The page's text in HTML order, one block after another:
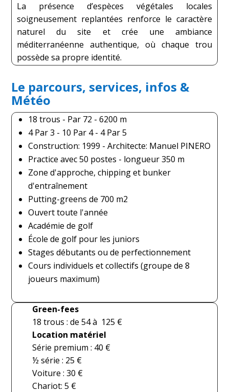
La présence d’espèces végétales locales
soigneusement replantées renforce le caractère
naturel du site et crée une ambiance
méditerranéenne authentique, où chaque trou
possède sa propre identité.
Le parcours, services, infos &
Météo
18 trous - Par 72 - 6200 m
4 Par 3 - 10 Par 4 - 4 Par 5
Construction: 1999 - Architecte: Manuel PINERO
Practice avec 50 postes - longueur 350 m
Zone d'approche, chipping et bunker
d'entraînement
Putting-greens de 700 m2
Ouvert toute l'année
Académie de golf
École de golf pour les juniors
Stages débutants ou de perfectionnement
Cours individuels et collectifs (groupe de 8
joueurs maximum)
Green-fees
18 trous : de 54 à 125 €
Location matériel
Série premium : 40 €
½ série : 25 €
Voiture : 30 €
Chariot: 5 €